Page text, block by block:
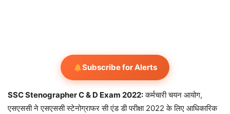
Subscribe for Alerts
SSC Stenographer C & D Exam 2022:कर्मचारी चयन आयोग,
एसएससी ने एसएससी स्टेनोग्राफर सी एंड डी परीक्षा 2022 के लिए आधिकारिक